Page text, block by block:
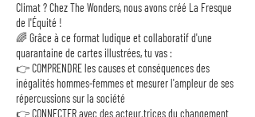
Climat ? Chez The Wonders, nous avons créé La Fresque
de l'Équité !
🌈 Grâce à ce format ludique et collaboratif d'une
quarantaine de cartes illustrées, tu vas :
👉 COMPRENDRE les causes et conséquences des
inégalités hommes-femmes et mesurer l'ampleur de ses
répercussions sur la société
👉 CONNECTER avec des acteur.trices du changement